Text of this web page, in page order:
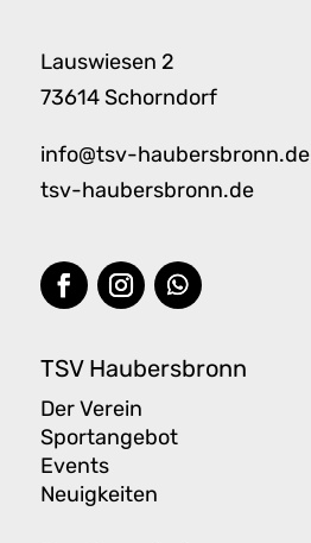
Lauswiesen 2
73614 Schorndorf
info@tsv-haubersbronn.de
tsv-haubersbronn.de
TSV Haubersbronn
Der Verein
Sportangebot
Events
Neuigkeiten